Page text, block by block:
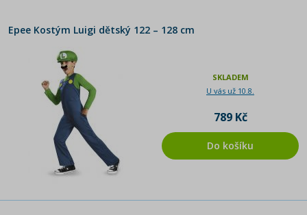
Epee Kostým Luigi dětský 122 – 128 cm
SKLADEM
U vás už 10.8.
789 Kč
Do košíku